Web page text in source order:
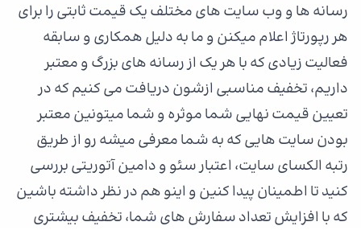
رسانه ها و وب سایت های مختلف یک قیمت ثابتی را برای
هر رپورتاژ اعلام میکنن و ما به دلیل همکاری و سابقه
فعالیت زیادی که با هر یک از رسانه های بزرگ و معتبر
داریم، تخفیف مناسبی ازشون دریافت می کنیم که در
تعیین قیمت نهایی شما موثره و شما میتونین معتبر
بودن سایت هایی که به شما معرفی میشه رو از طریق
رتبه الکسای سایت، اعتبار سئو و دامین آتوریتی بررسی
کنید تا اطمینان پیدا کنین و اینو هم در نظر داشته باشین
که با افزایش تعداد سفارش های شما، تخفیف بیشتری